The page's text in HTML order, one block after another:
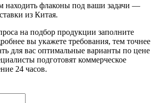
находить флаконы под ваши задачи —
из Китая.
на подбор продукции заполните
вы укажете требования, тем точнее
для вас оптимальные варианты по цене
подготовят коммерческое
24 часов.